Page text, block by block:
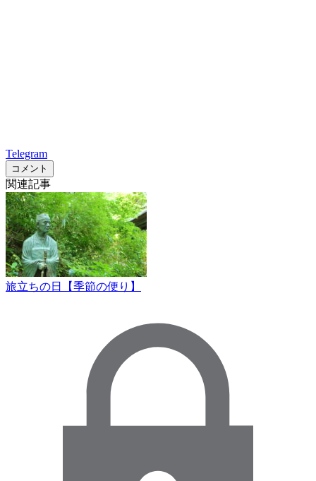
Telegram
コメント
関連記事
旅立ちの日【季節の便り】